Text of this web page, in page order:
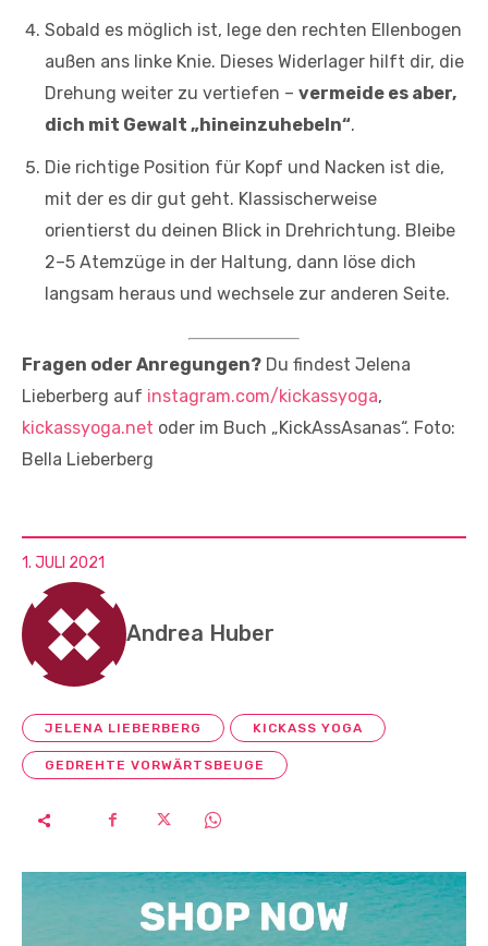
Sobald es möglich ist, lege den rechten Ellenbogen
außen ans linke Knie. Dieses Widerlager hilft dir, die
Drehung weiter zu vertiefen – vermeide es aber,
dich mit Gewalt „hineinzuhebeln“.
Die richtige Position für Kopf und Nacken ist die,
mit der es dir gut geht. Klassischerweise
orientierst du deinen Blick in Drehrichtung. Bleibe
2–5 Atemzüge in der Haltung, dann löse dich
langsam heraus und wechsele zur anderen Seite.
Fragen oder Anregungen? Du findest Jelena
Lieberberg auf instagram.com/kickassyoga,
kickassyoga.net oder im Buch „KickAssAsanas“. Foto:
Bella Lieberberg
1. JULI 2021
Andrea Huber
JELENA LIEBERBERG KICKASS YOGA
GEDREHTE VORWÄRTSBEUGE